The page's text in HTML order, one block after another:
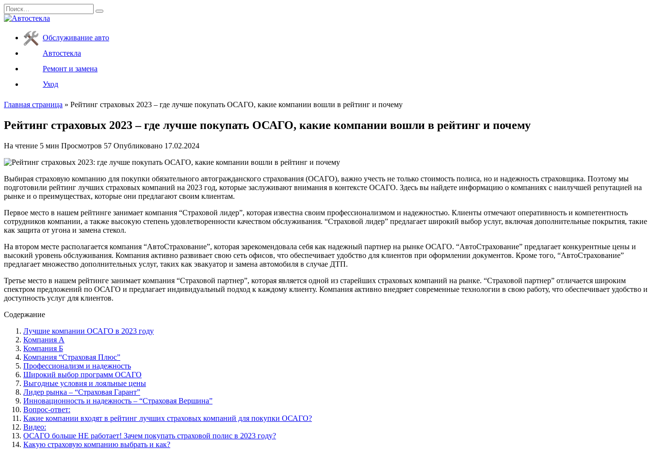
Перейти
к
Search
for:
Обслуживание авто
Автостекла
Ремонт и замена
Уход
Главная страница » Рейтинг страховых 2023 – где лучше покупать ОСАГО, какие компании вошли в рейтинг и почему
Рейтинг страховых 2023 – где лучше покупать ОСАГО, какие компании вошли в рейтинг и почему
На чтение 5 мин Просмотров 57 Опубликовано 17.02.2024
Выбирая страховую компанию для покупки обязательного автогражданского страхования (ОСАГО), важно учесть не только стоимость полиса, но и надежность страховщика. Поэтому мы
подготовили рейтинг лучших страховых компаний на 2023 год, которые заслуживают внимания в контексте ОСАГО. Здесь вы найдете информацию о компаниях с наилучшей репутацией на
рынке и о преимуществах, которые они предлагают своим клиентам.
Первое место в нашем рейтинге занимает компания “Страховой лидер”, которая известна своим профессионализмом и надежностью. Клиенты отмечают оперативность и компетентность
сотрудников компании, а также высокую степень удовлетворенности качеством обслуживания. “Страховой лидер” предлагает широкий выбор услуг, включая дополнительные покрытия, такие
как защита от угона и замена стекол.
На втором месте располагается компания “АвтоСтрахование”, которая зарекомендовала себя как надежный партнер на рынке ОСАГО. “АвтоСтрахование” предлагает конкурентные цены и
высокий уровень обслуживания. Компания активно развивает свою сеть офисов, что обеспечивает удобство для клиентов при оформлении документов. Кроме того, “АвтоСтрахование”
предлагает множество дополнительных услуг, таких как эвакуатор и замена автомобиля в случае ДТП.
Третье место в нашем рейтинге занимает компания “Страховой партнер”, которая является одной из старейших страховых компаний на рынке. “Страховой партнер” отличается широким
спектром предложений по ОСАГО и предлагает индивидуальный подход к каждому клиенту. Компания активно внедряет современные технологии в свою работу, что обеспечивает удобство и
доступность услуг для клиентов.
Содержание
Лучшие компании ОСАГО в 2023 году
Компания А
Компания Б
Компания “Страховая Плюс”
Профессионализм и надежность
Широкий выбор программ ОСАГО
Выгодные условия и лояльные цены
Лидер рынка – “Страховая Гарант”
Инновационность и надежность – “Страховая Вершина”
Вопрос-ответ:
Какие компании входят в рейтинг лучших страховых компаний для покупки ОСАГО?
Видео:
ОСАГО больше НЕ работает! Зачем покупать страховой полис в 2023 году?
Какую страховую компанию выбрать и как?